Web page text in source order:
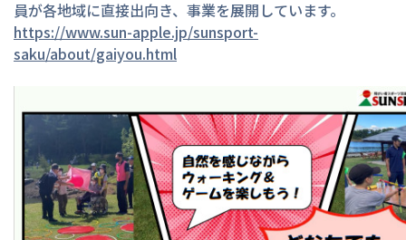
https://www.sun-apple.jp/sunsport-
saku/about/gaiyou.html